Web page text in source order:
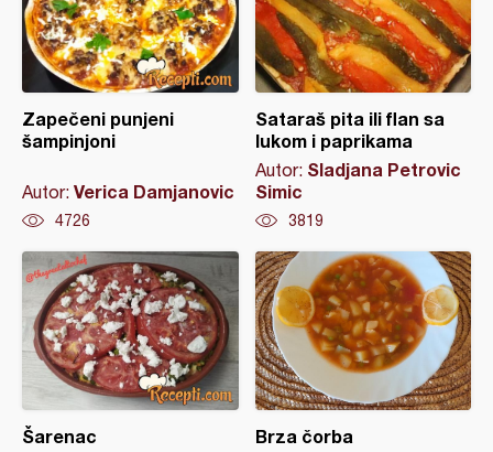
Zapečeni punjeni
šampinjoni
Autor: Verica Damjanovic
4726
Sataraš pita ili flan sa
lukom i paprikama
Autor: Sladjana Petrovic
Simic
3819
Šarenac Brza čorba